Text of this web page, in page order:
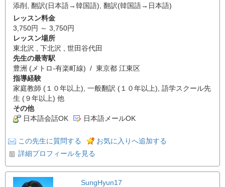
添削 翻訳(日本語→韓国語) 翻訳(韓国語→日本語)
レッスン料金
3,750円 ～ 3,750円
レッスン場所
東北沢 , 下北沢 , 世田谷代田
先生の最寄駅
豊洲 (メトロ-有楽町線) / 東京都 江東区
指導経験
家庭教師 (１０年以上), 一般翻訳 (１０年以上), 語学スクール先
生 (９年以上) 他
その他
日本語会話OK
日本語メールOK
この先生に質問する
お気に入りへ追加する
詳細プロフィールを見る
SungHyun17